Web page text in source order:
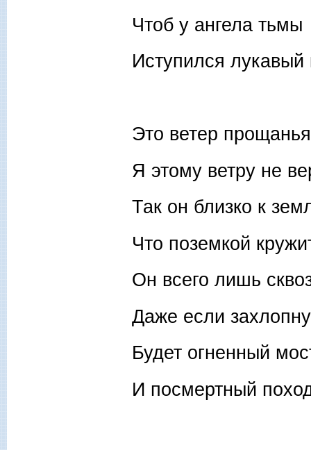
Чтоб у ангела тьмы
Иступился лукавый
Это ветер
Я этому ветру не
Так он близко к
Что поземкой
Он всего лишь
Даже если
Будет огненный
И посмертный